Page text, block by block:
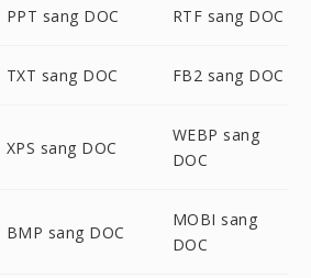
PPT sang DOC RTF sang DOC
TXT sang DOC FB2 sang DOC
XPS sang DOC
WEBP sang
DOC
BMP sang DOC
MOBI sang
DOC